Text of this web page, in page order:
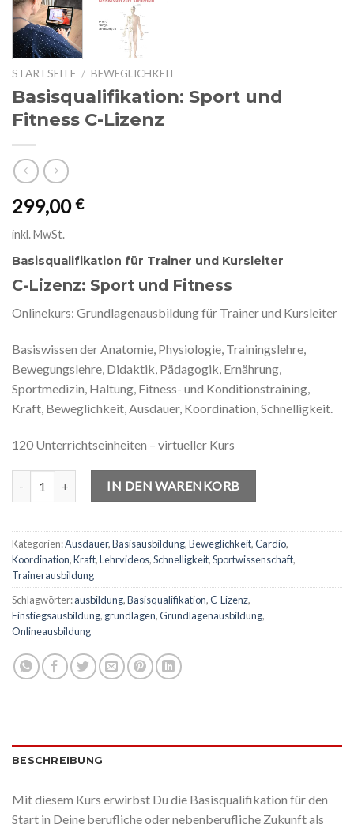
STARTSEITE / BEWEGLICHKEIT
Basisqualifikation: Sport und
Fitness C-Lizenz
299,00€
inkl. MwSt.
Basisqualifikation für Trainer und Kursleiter
C-Lizenz: Sport und Fitness
Onlinekurs: Grundlagenausbildung für Trainer und Kursleiter
Basiswissen der Anatomie, Physiologie, Trainingslehre,
Bewegungslehre, Didaktik, Pädagogik, Ernährung,
Sportmedizin, Haltung, Fitness- und Konditionstraining,
Kraft, Beweglichkeit, Ausdauer, Koordination, Schnelligkeit.
120 Unterrichtseinheiten – virtueller Kurs
Basisqualifikation: Sport und Fitness C-Lizenz Menge
IN DEN WARENKORB
Kategorien:Ausdauer,Basisausbildung,Beweglichkeit,Cardio,
Koordination,Kraft,Lehrvideos,Schnelligkeit,Sportwissenschaft,
Trainerausbildung
Schlagwörter:ausbildung,Basisqualifikation,C-Lizenz,
Einstiegsausbildung, grundlagen,Grundlagenausbildung,
Onlineausbildung
BESCHREIBUNG
Mit diesem Kurs erwirbst Du die Basisqualifikation für den
Start in Deine berufliche oder nebenberufliche Zukunft als